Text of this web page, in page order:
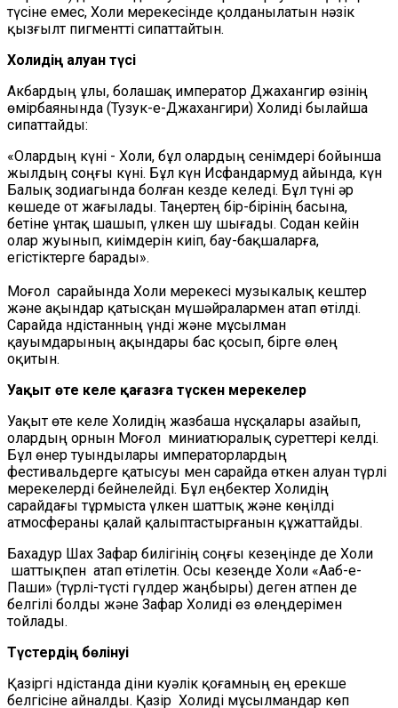
түсіне емес, Холи мерекесінде қолданылатын нәзік
қызғылт пигментті сипаттайтын.
Холидің алуан түсі
Акбардың ұлы, болашақ император Джахангир өзінің
өмірбаянында (Тузук-е-Джахангири) Холиді былайша
сипаттайды:
«Олардың күні - Холи, бұл олардың сенімдері бойынша
жылдың соңғы күні. Бұл күн Исфандармуд айында, күн
Балық зодиагында болған кезде келеді. Бұл түні әр
көшеде от жағылады. Таңертең бір-бірінің басына,
бетіне ұнтақ шашып, үлкен шу шығады. Содан кейін
олар жуынып, киімдерін киіп, бау-бақшаларға,
егістіктерге барады».
Моғол сарайында Холи мерекесі музыкалық кештер
және ақындар қатысқан мүшәйралармен атап өтілді.
Сарайда Үндістанның үнді және мұсылман
қауымдарының ақындары бас қосып, бірге өлең
оқитын.
Уақыт өте келе қағазға түскен мерекелер
Уақыт өте келе Холидің жазбаша нұсқалары азайып,
олардың орнын Моғол миниатюралық суреттері келді.
Бұл өнер туындылары императорлардың
фестивальдерге қатысуы мен сарайда өткен алуан түрлі
мерекелерді бейнелейді. Бұл еңбектер Холидің
сарайдағы тұрмыста үлкен шаттық және көңілді
атмосфераны қалай қалыптастырғанын құжаттайды.
Бахадур Шах Зафар билігінің соңғы кезеңінде де Холи
шаттықпен атап өтілетін. Осы кезеңде Холи «Ааб-е-
Паши» (түрлі-түсті гүлдер жаңбыры) деген атпен де
белгілі болды және Зафар Холиді өз өлеңдерімен
тойлады.
Түстердің бөлінуі
Қазіргі Үндістанда діни куәлік қоғамның ең ерекше
белгісіне айналды. Қазір Холиді мұсылмандар көп